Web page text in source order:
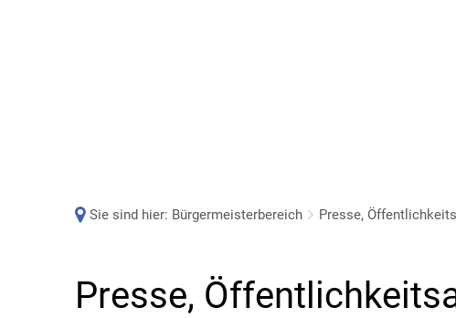
Sie sind hier: Bürgermeisterbereich Presse,
Presse,